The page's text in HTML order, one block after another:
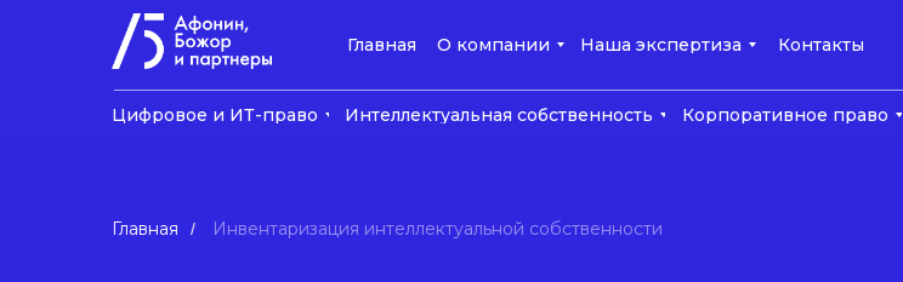
Главная О компании Наша экспертиза Контакты
Цифровое и ИТ-право Интеллектуальная собственность Корпоративное право
Главная / Инвентаризация интеллектуальной собственности